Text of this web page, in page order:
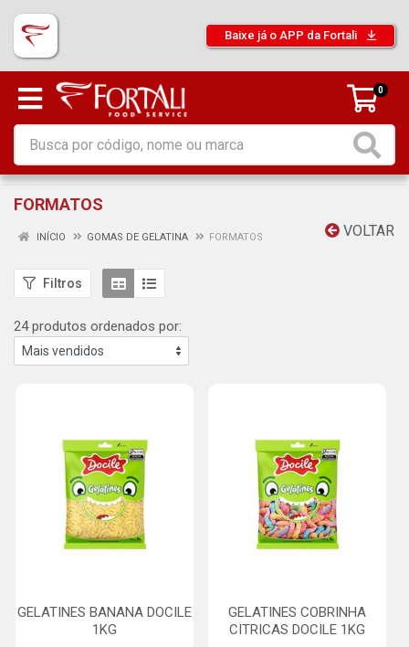
Baixe já o APP da Fortali
0
FORMATOS
VOLTAR
INÍCIO GOMAS DE GELATINA FORMATOS
Filtros
24 produtos ordenados por:
GELATINES BANANA DOCILE
1KG
GELATINES COBRINHA
CITRICAS DOCILE 1KG